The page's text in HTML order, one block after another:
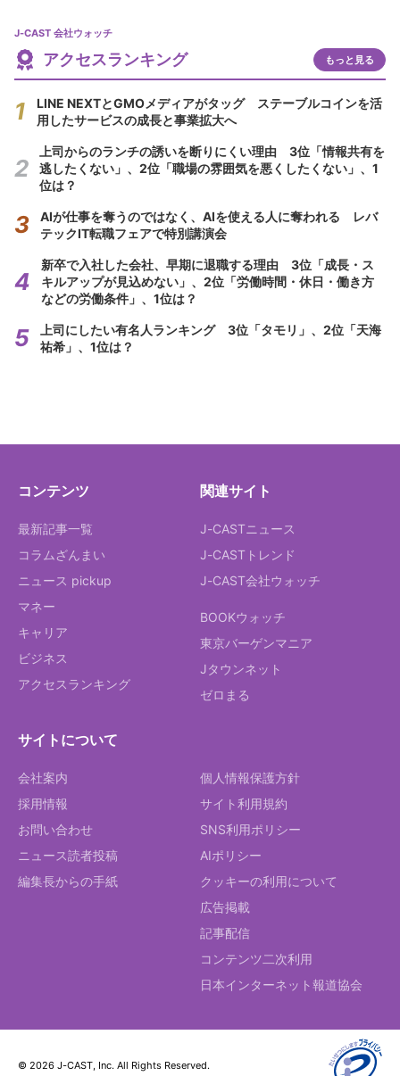
J-CAST 会社ウォッチ
アクセスランキング もっと見る
LINE NEXTとGMOメディアがタッグ ステーブルコインを活
用したサービスの成長と事業拡大へ
上司からのランチの誘いを断りにくい理由 3位「情報共有を
逃したくない」、2位「職場の雰囲気を悪くしたくない」、1
位は？
AIが仕事を奪うのではなく、AIを使える人に奪われる レバ
テックIT転職フェアで特別講演会
新卒で入社した会社、早期に退職する理由 3位「成長・ス
キルアップが見込めない」、2位「労働時間・休日・働き方
などの労働条件」、1位は？
上司にしたい有名人ランキング 3位「タモリ」、2位「天海
祐希」、1位は？
コンテンツ
最新記事一覧
コラムざんまい
ニュース pickup
マネー
キャリア
ビジネス
アクセスランキング
関連サイト
J-CASTニュース
J-CASTトレンド
J-CAST会社ウォッチ
BOOKウォッチ
東京バーゲンマニア
Jタウンネット
ゼロまる
サイトについて
会社案内
採用情報
お問い合わせ
ニュース読者投稿
編集長からの手紙
個人情報保護方針
サイト利用規約
SNS利用ポリシー
AIポリシー
クッキーの利用について
広告掲載
記事配信
コンテンツ二次利用
日本インターネット報道協会
© 2026 J-CAST, Inc. All Rights Reserved.